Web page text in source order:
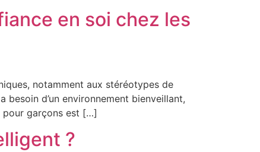
en soi chez les
notamment aux stéréotypes de
d’un environnement bienveillant,
pour garçons est […]
?